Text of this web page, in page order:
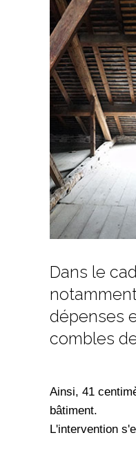
Dans le
dépenses
combles
Ainsi, 41
bâtiment.
L'intervention